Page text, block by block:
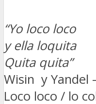
“Yo loco loco
y ella loquita
Quita quita”
Wisin y Yandel
Loco loco / lo